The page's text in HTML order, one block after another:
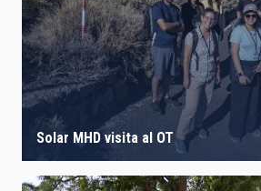
Solar MHD visita al OT